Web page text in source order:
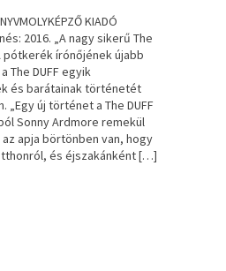
KIADÓ
2016. „A nagy sikerű The
pótkerék írónőjének újabb
The DUFF egyik
és barátainak történetét
új történet a The DUFF
Sonny Ardmore remekül
apja börtönben van, hogy
és éjszakánként […]